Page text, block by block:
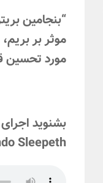
“بنجامین
موثر بر
مورد تحسین
بشنوید اجرای
Sleepeth